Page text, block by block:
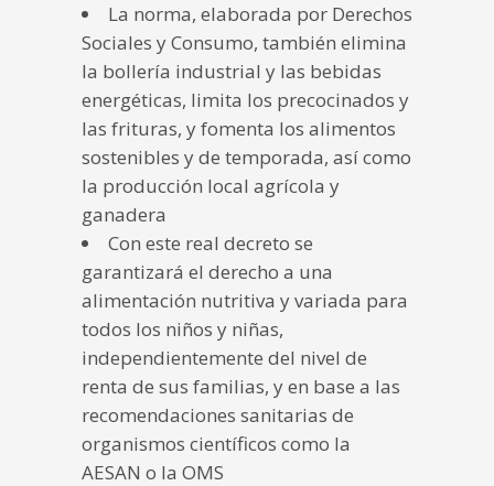
La norma, elaborada por Derechos
Sociales y Consumo, también elimina
la bollería industrial y las bebidas
energéticas, limita los precocinados y
las frituras, y fomenta los alimentos
sostenibles y de temporada, así como
la producción local agrícola y
ganadera
Con este real decreto se
garantizará el derecho a una
alimentación nutritiva y variada para
todos los niños y niñas,
independientemente del nivel de
renta de sus familias, y en base a las
recomendaciones sanitarias de
organismos científicos como la
AESAN o la OMS